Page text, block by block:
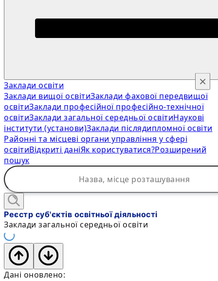
Заклади освіти
Заклади вищої освітиЗаклади фахової передвищої
освітиЗаклади професійної професійно-технічної
освітиЗаклади загальної середньої освітиНаукові
інститути (установи)Заклади післядипломної освіти
Районні та місцеві органи управління у сфері
освітиВідкриті даніЯк користуватися?Розширений
пошук
×
Реєстр суб'єктів освітньої діяльності
Заклади загальної середньої освіти
Дані оновлено: